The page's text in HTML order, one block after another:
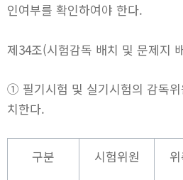
인여부를 확인하여야 한다.
제34조(시험감독 배치 및 문제지
① 필기시험 및 실기시험의 감독
치한다.
구분 시험위원